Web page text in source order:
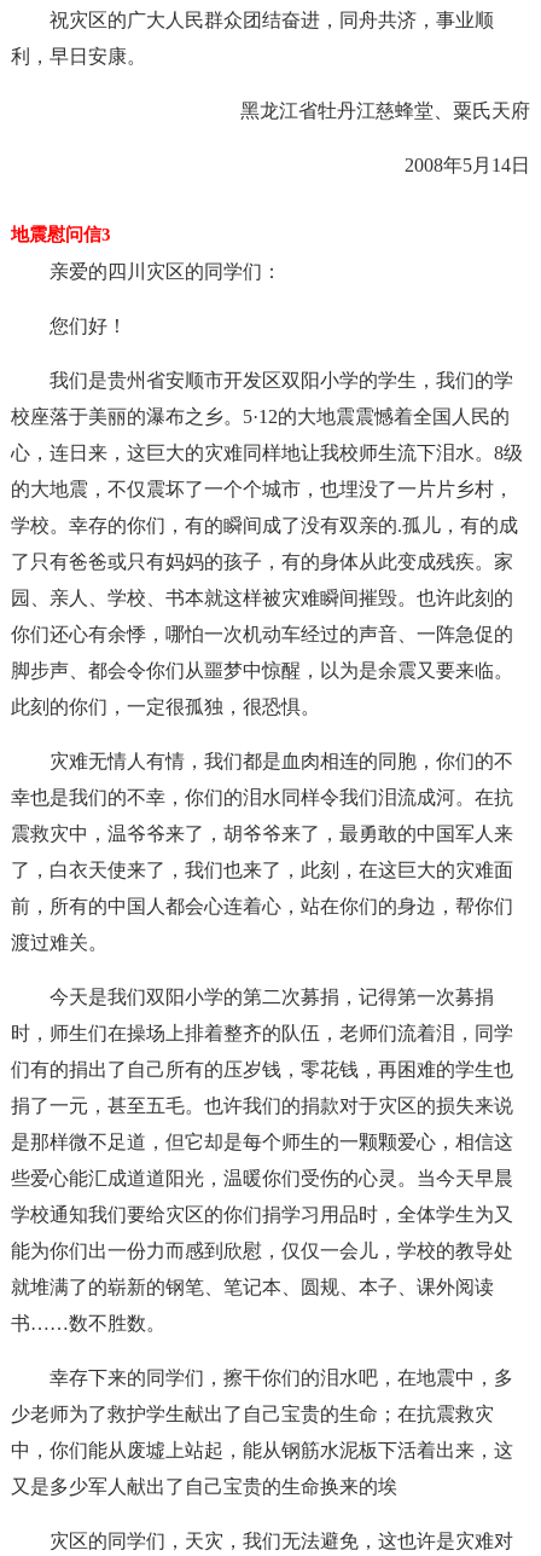
祝灾区的广大人民群众团结奋进，同舟共济，事业顺
利，早日安康。
黑龙江省牡丹江慈蜂堂、粟氏天府
2008年5月14日
地震慰问信3
亲爱的四川灾区的同学们：
您们好！
我们是贵州省安顺市开发区双阳小学的学生，我们的学
校座落于美丽的瀑布之乡。5·12的大地震震憾着全国人民的
心，连日来，这巨大的灾难同样地让我校师生流下泪水。8级
的大地震，不仅震坏了一个个城市，也埋没了一片片乡村，
学校。幸存的你们，有的瞬间成了没有双亲的.孤儿，有的成
了只有爸爸或只有妈妈的孩子，有的身体从此变成残疾。家
园、亲人、学校、书本就这样被灾难瞬间摧毁。也许此刻的
你们还心有余悸，哪怕一次机动车经过的声音、一阵急促的
脚步声、都会令你们从噩梦中惊醒，以为是余震又要来临。
此刻的你们，一定很孤独，很恐惧。
灾难无情人有情，我们都是血肉相连的同胞，你们的不
幸也是我们的不幸，你们的泪水同样令我们泪流成河。在抗
震救灾中，温爷爷来了，胡爷爷来了，最勇敢的中国军人来
了，白衣天使来了，我们也来了，此刻，在这巨大的灾难面
前，所有的中国人都会心连着心，站在你们的身边，帮你们
渡过难关。
今天是我们双阳小学的第二次募捐，记得第一次募捐
时，师生们在操场上排着整齐的队伍，老师们流着泪，同学
们有的捐出了自己所有的压岁钱，零花钱，再困难的学生也
捐了一元，甚至五毛。也许我们的捐款对于灾区的损失来说
是那样微不足道，但它却是每个师生的一颗颗爱心，相信这
些爱心能汇成道道阳光，温暖你们受伤的心灵。当今天早晨
学校通知我们要给灾区的你们捐学习用品时，全体学生为又
能为你们出一份力而感到欣慰，仅仅一会儿，学校的教导处
就堆满了的崭新的钢笔、笔记本、圆规、本子、课外阅读
书……数不胜数。
幸存下来的同学们，擦干你们的泪水吧，在地震中，多
少老师为了救护学生献出了自己宝贵的生命；在抗震救灾
中，你们能从废墟上站起，能从钢筋水泥板下活着出来，这
又是多少军人献出了自己宝贵的生命换来的埃
灾区的同学们，天灾，我们无法避免，这也许是灾难对